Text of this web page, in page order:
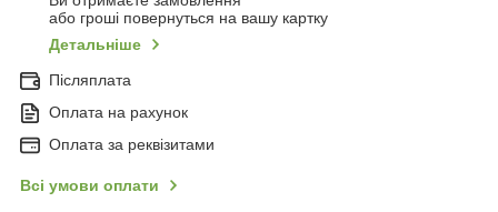
або гроші повернуться на вашу картку
Детальніше
Післяплата
Оплата на рахунок
Оплата за реквізитами
Всі умови оплати